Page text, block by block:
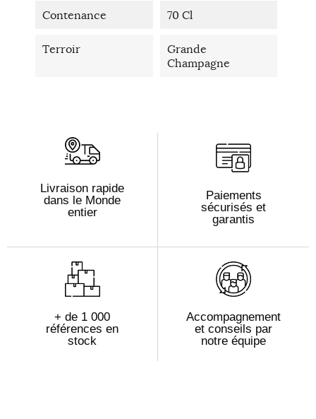
Contenance 70 Cl
Terroir
Grande
Champagne
Livraison rapide
dans le Monde
entier
Paiements
sécurisés et
garantis
+ de 1 000
références en
stock
Accompagnement
et conseils par
notre équipe